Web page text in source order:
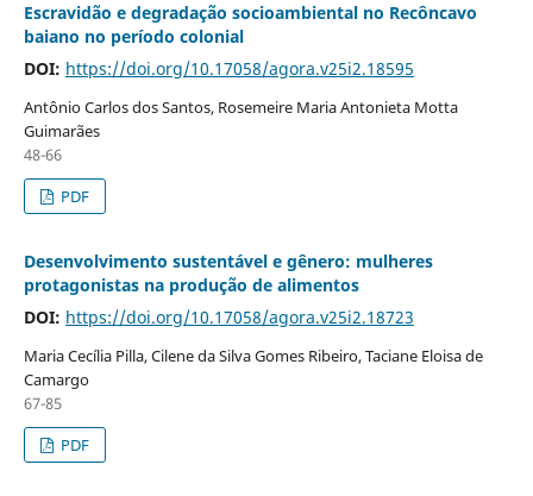
Escravidão e degradação socioambiental no Recôncavo
baiano no período colonial
DOI: https://doi.org/10.17058/agora.v25i2.18595
Antônio Carlos dos Santos, Rosemeire Maria Antonieta Motta
Guimarães
48-66
PDF
Desenvolvimento sustentável e gênero: mulheres
protagonistas na produção de alimentos
DOI: https://doi.org/10.17058/agora.v25i2.18723
Maria Cecília Pilla, Cilene da Silva Gomes Ribeiro, Taciane Eloisa de
Camargo
67-85
PDF